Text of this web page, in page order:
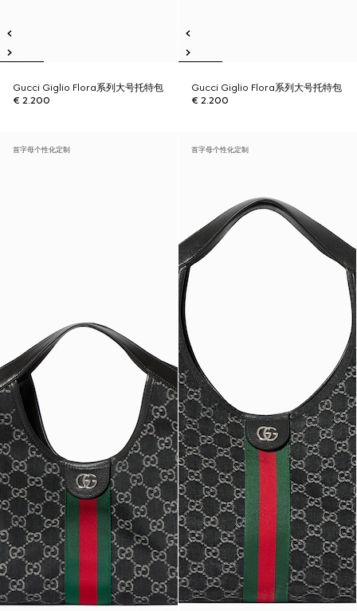
Gucci Giglio Flora系列大号托特包
€ 2.200
Gucci Giglio Flora系列大号托特包
€ 2.200
首字母个性化定制 首字母个性化定制